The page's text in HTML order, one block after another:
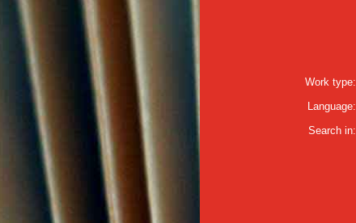
Work type:
Language:
Search in: